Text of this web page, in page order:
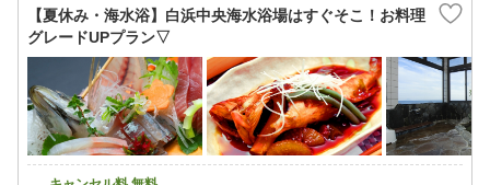
【夏休み・海水浴】白浜中央海水浴場はすぐそこ！お料理
グレードUPプラン▽